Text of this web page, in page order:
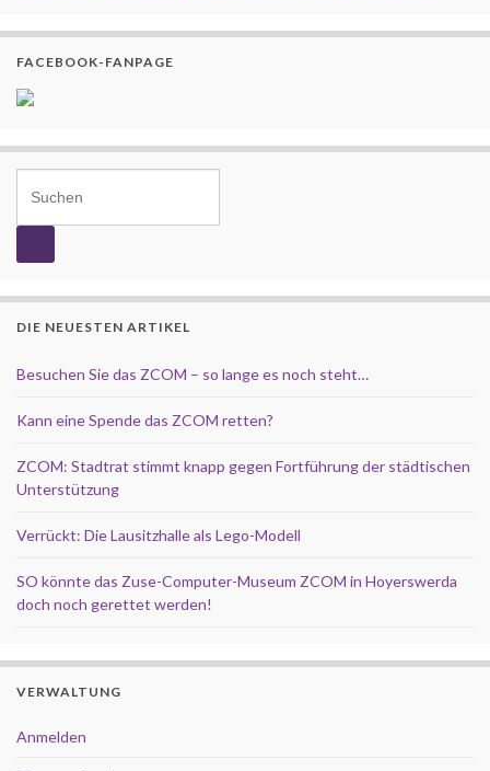
FACEBOOK-FANPAGE
DIE NEUESTEN ARTIKEL
Besuchen Sie das ZCOM – so lange es noch steht…
Kann eine Spende das ZCOM retten?
ZCOM: Stadtrat stimmt knapp gegen Fortführung der städtischen
Unterstützung
Verrückt: Die Lausitzhalle als Lego-Modell
SO könnte das Zuse-Computer-Museum ZCOM in Hoyerswerda
doch noch gerettet werden!
VERWALTUNG
Anmelden